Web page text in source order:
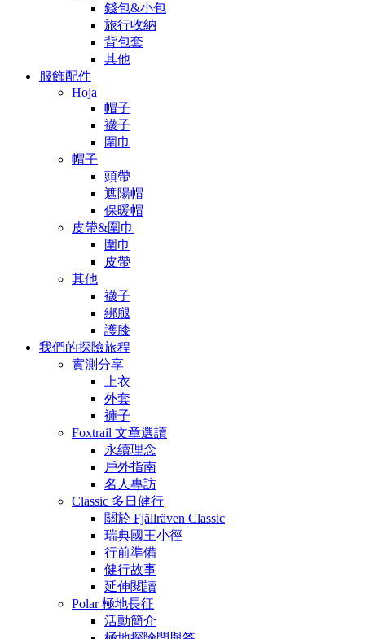
錢包&小包
旅行收納
背包套
其他
服飾配件
Hoja
帽子
襪子
圍巾
帽子
頭帶
遮陽帽
保暖帽
皮帶&圍巾
圍巾
皮帶
其他
襪子
綁腿
護膝
我們的探險旅程
實測分享
上衣
外套
褲子
Foxtrail 文章選讀
永續理念
戶外指南
名人專訪
Classic 多日健行
關於 Fjällräven Classic
瑞典國王小徑
行前準備
健行故事
延伸閱讀
Polar 極地長征
活動簡介